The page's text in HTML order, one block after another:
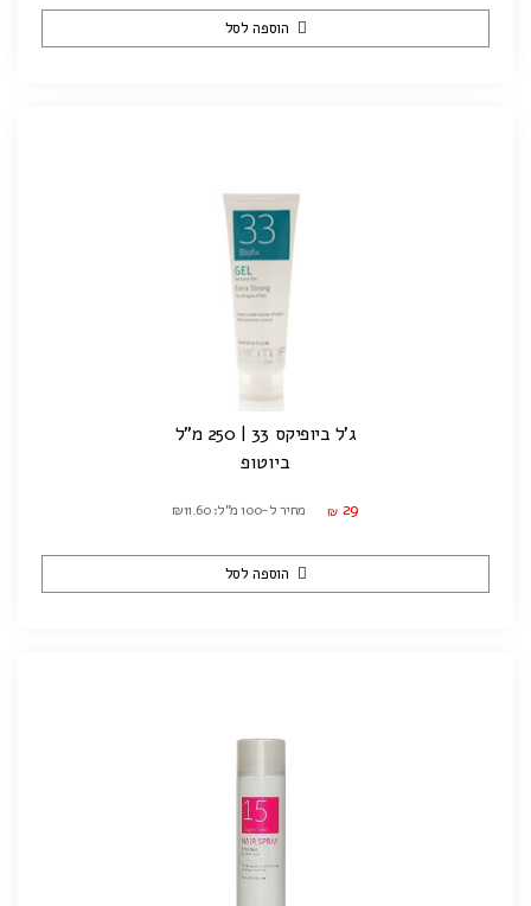
הוספה לסל
ג'ל ביופיקס 33 | 250 מ"ל
ביוטופ
₪ 29 מחיר ל-100 מ"ל: ₪11.60
הוספה לסל